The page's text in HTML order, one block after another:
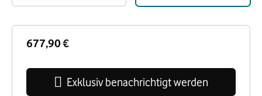
677,90 €
Exklusiv benachrichtigt werden